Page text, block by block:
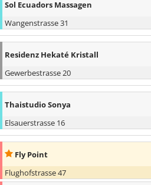
Sol Ecuadors Massagen
Wangenstrasse 31
Residenz Hekaté Kristall
Gewerbestrasse 20
Thaistudio Sonya
Elsauerstrasse 16
Fly Point
Flughofstrasse 47